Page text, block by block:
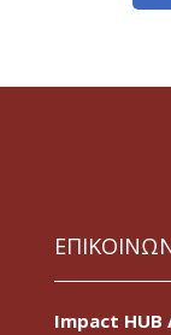
Impact HUB